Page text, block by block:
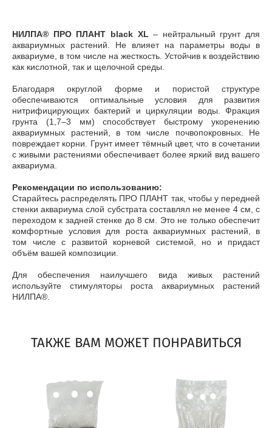
НИЛПА® ПРО ПЛАНТ black XL– нейтральный грунт для
аквариумных растений. Не влияет на параметры воды в
аквариуме, в том числе на жесткость. Устойчив к воздействию
как кислотной, так и щелочной среды.
Благодаря округлой форме и пористой структуре
обеспечиваются оптимальные условия для развития
нитрифицирующих бактерий и циркуляции воды. Фракция
грунта (1,7–3 мм) способствует быстрому укоренению
аквариумных растений, в том числе почвопокровных. Не
повреждает корни. Грунт имеет тёмный цвет, что в сочетании
с живыми растениями обеспечивает более яркий вид вашего
аквариума.
Рекомендации по использованию:
Старайтесь распределять ПРО ПЛАНТ так, чтобы у передней
стенки аквариума слой субстрата составлял не менее 4 см, с
переходом к задней стенке до 8 см. Это не только обеспечит
комфортные условия для роста аквариумных растений, в
том числе с развитой корневой системой, но и придаст
объём вашей композиции.
Для обеспечения наилучшего вида живых растений
используйте стимуляторы роста аквариумных растений
НИЛПА®.
ТАКЖЕ ВАМ МОЖЕТ ПОНРАВИТЬСЯ